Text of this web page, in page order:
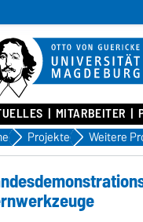
MITARBEITER
Projekte Weitere